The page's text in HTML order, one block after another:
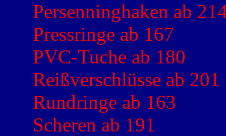
Persenninghaken ab
Pressringe ab 167
PVC-Tuche ab 180
Reißverschlüsse ab 201
Rundringe ab 163
Scheren ab 191